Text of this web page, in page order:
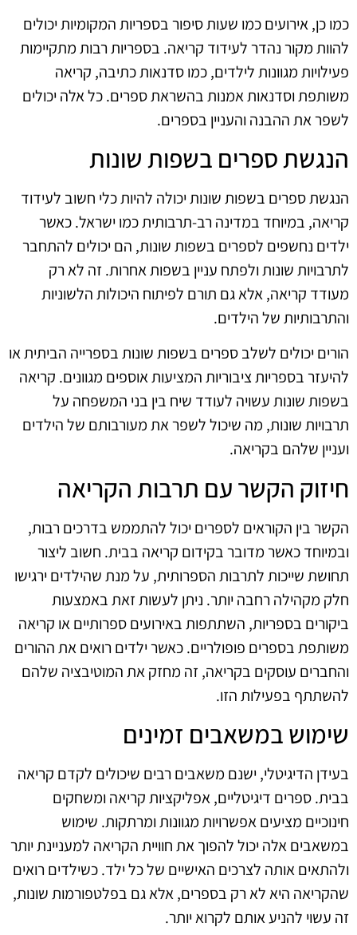
כמו כן, אירועים כמו שעות סיפור בספריות המקומיות יכולים
להוות מקור נהדר לעידוד קריאה. בספריות רבות מתקיימות
פעילויות מגוונות לילדים, כמו סדנאות כתיבה, קריאה
משותפת וסדנאות אמנות בהשראת ספרים. כל אלה יכולים
לשפר את ההבנה והעניין בספרים.
הנגשת ספרים בשפות שונות
הנגשת ספרים בשפות שונות יכולה להיות כלי חשוב לעידוד
קריאה, במיוחד במדינה רב-תרבותית כמו ישראל. כאשר
ילדים נחשפים לספרים בשפות שונות, הם יכולים להתחבר
לתרבויות שונות ולפתח עניין בשפות אחרות. זה לא רק
מעודד קריאה, אלא גם תורם לפיתוח היכולות הלשוניות
והתרבותיות של הילדים.
הורים יכולים לשלב ספרים בשפות שונות בספרייה הביתית או
להיעזר בספריות ציבוריות המציעות אוספים מגוונים. קריאה
בשפות שונות עשויה לעודד שיח בין בני המשפחה על
תרבויות שונות, מה שיכול לשפר את מעורבותם של הילדים
ועניין שלהם בקריאה.
חיזוק הקשר עם תרבות הקריאה
הקשר בין הקוראים לספרים יכול להתממש בדרכים רבות,
ובמיוחד כאשר מדובר בקידום קריאה בבית. חשוב ליצור
תחושת שייכות לתרבות הספרותית, על מנת שהילדים ירגישו
חלק מקהילה רחבה יותר. ניתן לעשות זאת באמצעות
ביקורים בספריות, השתתפות באירועים ספרותיים או קריאה
משותפת בספרים פופולריים. כאשר ילדים רואים את ההורים
והחברים עוסקים בקריאה, זה מחזק את המוטיבציה שלהם
להשתתף בפעילות הזו.
שימוש במשאבים זמינים
בעידן הדיגיטלי, ישנם משאבים רבים שיכולים לקדם קריאה
בבית. ספרים דיגיטליים, אפליקציות קריאה ומשחקים
חינוכיים מציעים אפשרויות מגוונות ומרתקות. שימוש
במשאבים אלה יכול להפוך את חוויית הקריאה למעניינת יותר
ולהתאים אותה לצרכים האישיים של כל ילד. כשילדים רואים
שהקריאה היא לא רק בספרים, אלא גם בפלטפורמות שונות,
זה עשוי להניע אותם לקרוא יותר.